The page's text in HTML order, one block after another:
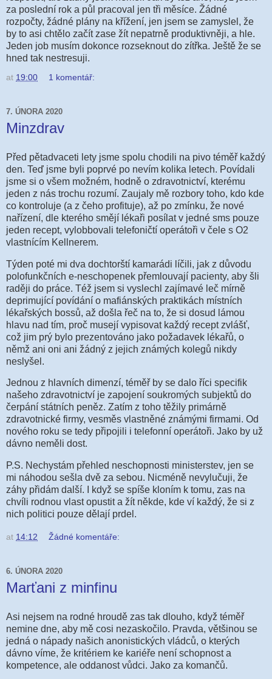
za poslední rok a půl pracoval jen tři měsíce. Žádné
rozpočty, žádné plány na křížení, jen jsem se zamyslel, že
by to asi chtělo začít zase žít nepatrně produktivněji, a hle.
Jeden job musím dokonce rozseknout do zítřka. Ještě že se
hned tak nestresuji.
at 19:00 1 komentář:
7. ÚNORA 2020
Minzdrav
Před pětadvaceti lety jsme spolu chodili na pivo téměř každý
den. Teď jsme byli poprvé po nevím kolika letech. Povídali
jsme si o všem možném, hodně o zdravotnictví, kterému
jeden z nás trochu rozumí. Zaujaly mě rozbory toho, kdo kde
co kontroluje (a z čeho profituje), až po zmínku, že nové
nařízení, dle kterého smějí lékaři posílat v jedné sms pouze
jeden recept, vylobbovali telefoničtí operátoři v čele s O2
vlastnícím Kellnerem.
Týden poté mi dva dochtorští kamarádi líčili, jak z důvodu
polofunkčních e-neschopenek přemlouvají pacienty, aby šli
raději do práce. Též jsem si vyslechl zajímavé leč mírně
deprimující povídání o mafiánských praktikách místních
lékařských bossů, až došla řeč na to, že si dosud lámou
hlavu nad tím, proč musejí vypisovat každý recept zvlášť,
což jim prý bylo prezentováno jako požadavek lékařů, o
němž ani oni ani žádný z jejich známých kolegů nikdy
neslyšel.
Jednou z hlavních dimenzí, téměř by se dalo říci specifik
našeho zdravotnictví je zapojení soukromých subjektů do
čerpání státních peněz. Zatím z toho těžily primárně
zdravotnické firmy, vesměs vlastněné známými firmami. Od
nového roku se tedy připojili i telefonní operátoři. Jako by už
dávno neměli dost.
P.S. Nechystám přehled neschopnosti ministerstev, jen se
mi náhodou sešla dvě za sebou. Nicméně nevylučuji, že
záhy přidám další. I když se spíše kloním k tomu, zas na
chvíli rodnou vlast opustit a žít někde, kde ví každý, že si z
nich politici pouze dělají prdel.
at 14:12 Žádné komentáře:
6. ÚNORA 2020
Marťani z minfinu
Asi nejsem na rodné hroudě zas tak dlouho, když téměř
nemine dne, aby mě cosi nezaskočilo. Pravda, většinou se
jedná o nápady našich anonistických vládců, o kterých
dávno víme, že kritériem ke kariéře není schopnost a
kompetence, ale oddanost vůdci. Jako za komančů.